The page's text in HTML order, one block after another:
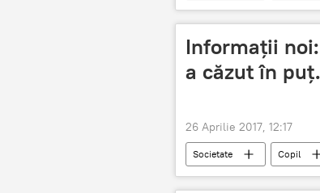
Informaţii
a căzut în
26 Aprilie 2017, 12:17
Societate Copil